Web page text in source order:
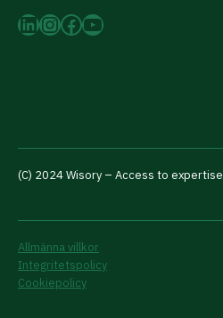
LinkedIn
Instagram
Facebook
YouTube
(C) 2024 Wisory – Access to expertise
Allmänna villkor
Integritetspolicy
Cookiepolicy